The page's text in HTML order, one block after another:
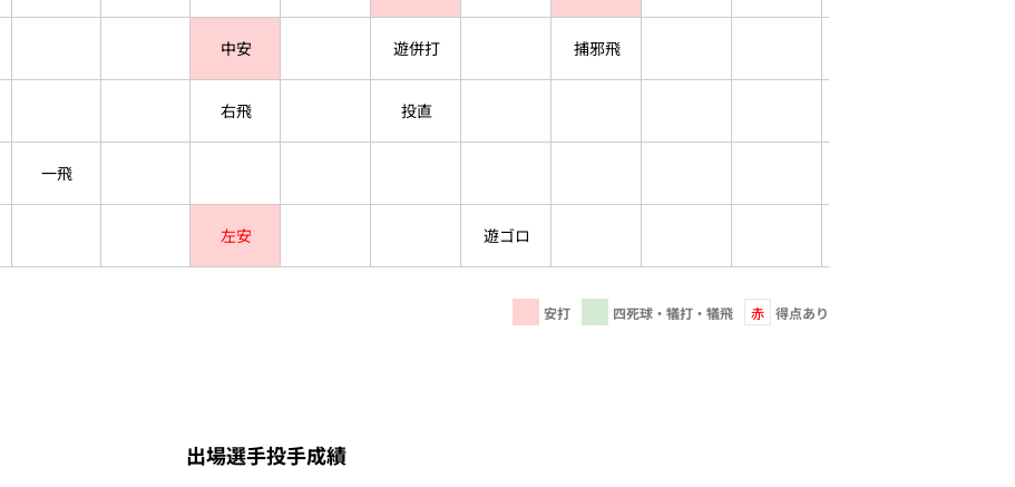
中安 遊併打 捕邪飛
右飛 投直
一飛
左安 遊ゴロ
安打 四死球・犠打・犠飛 赤 得点あり
出場選手投手成績